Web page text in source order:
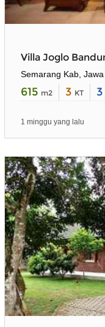
Villa Joglo
Semarang Kab, Jawa
615 m2 3 KT 3
1 minggu yang lalu